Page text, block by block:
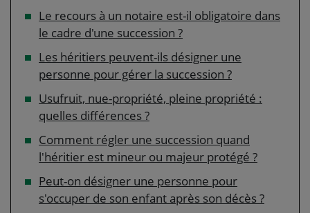
Le recours à un notaire est-il obligatoire dans
le cadre d'une succession ?
Les héritiers peuvent-ils désigner une
personne pour gérer la succession ?
Usufruit, nue-propriété, pleine propriété :
quelles différences ?
Comment régler une succession quand
l'héritier est mineur ou majeur protégé ?
Peut-on désigner une personne pour
s'occuper de son enfant après son décès ?